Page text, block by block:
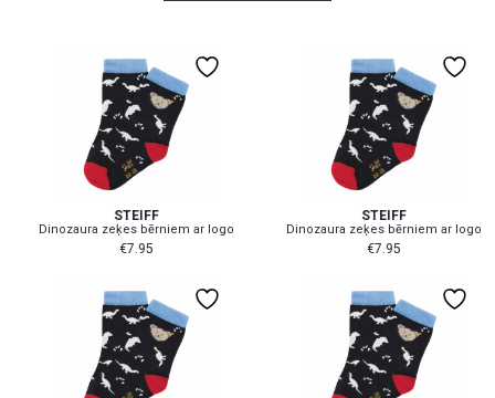
Steiff Apavu izmēru tabula
Petite Kingdom iesaka:
Lai pārliecinātos, ka pasūtāt pareizā izmēra preci, lūdzu,
apskatiet šīs bērnu apģērbu izmēru tabulas, veicot
pasūtījumu.
APAVU IZMĒRS EU APAVU IZMĒRS UK
0-6 mēn 0-1
31-34
STEIFF
Dinozaura zeķes bērniem ar logo
7.95
31-34
STEIFF
Dinozaura zeķes bērniem ar logo
7.95
31-34 31-34